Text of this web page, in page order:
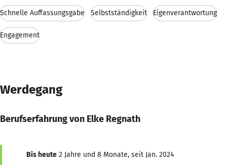
Schnelle Auffassungsgabe Selbstständigkeit Eigenverantwortung
Engagement
Werdegang
Berufserfahrung von Elke Regnath
Bis heute 2 Jahre und 8 Monate, seit Jan. 2024